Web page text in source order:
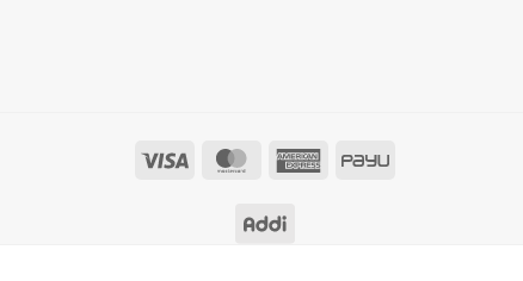
Visa MasterCardAmericanPayU